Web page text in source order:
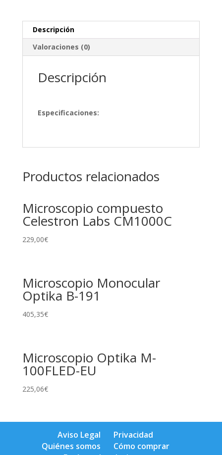
Descripción
Valoraciones (0)
Descripción
Especificaciones:
Productos relacionados
Microscopio compuesto
Celestron Labs CM1000C
229,00€
Microscopio Monocular
Optika B-191
405,35€
Microscopio Optika M-
100FLED-EU
225,06€
Aviso Legal
Privacidad
Quiénes somos
Cómo comprar